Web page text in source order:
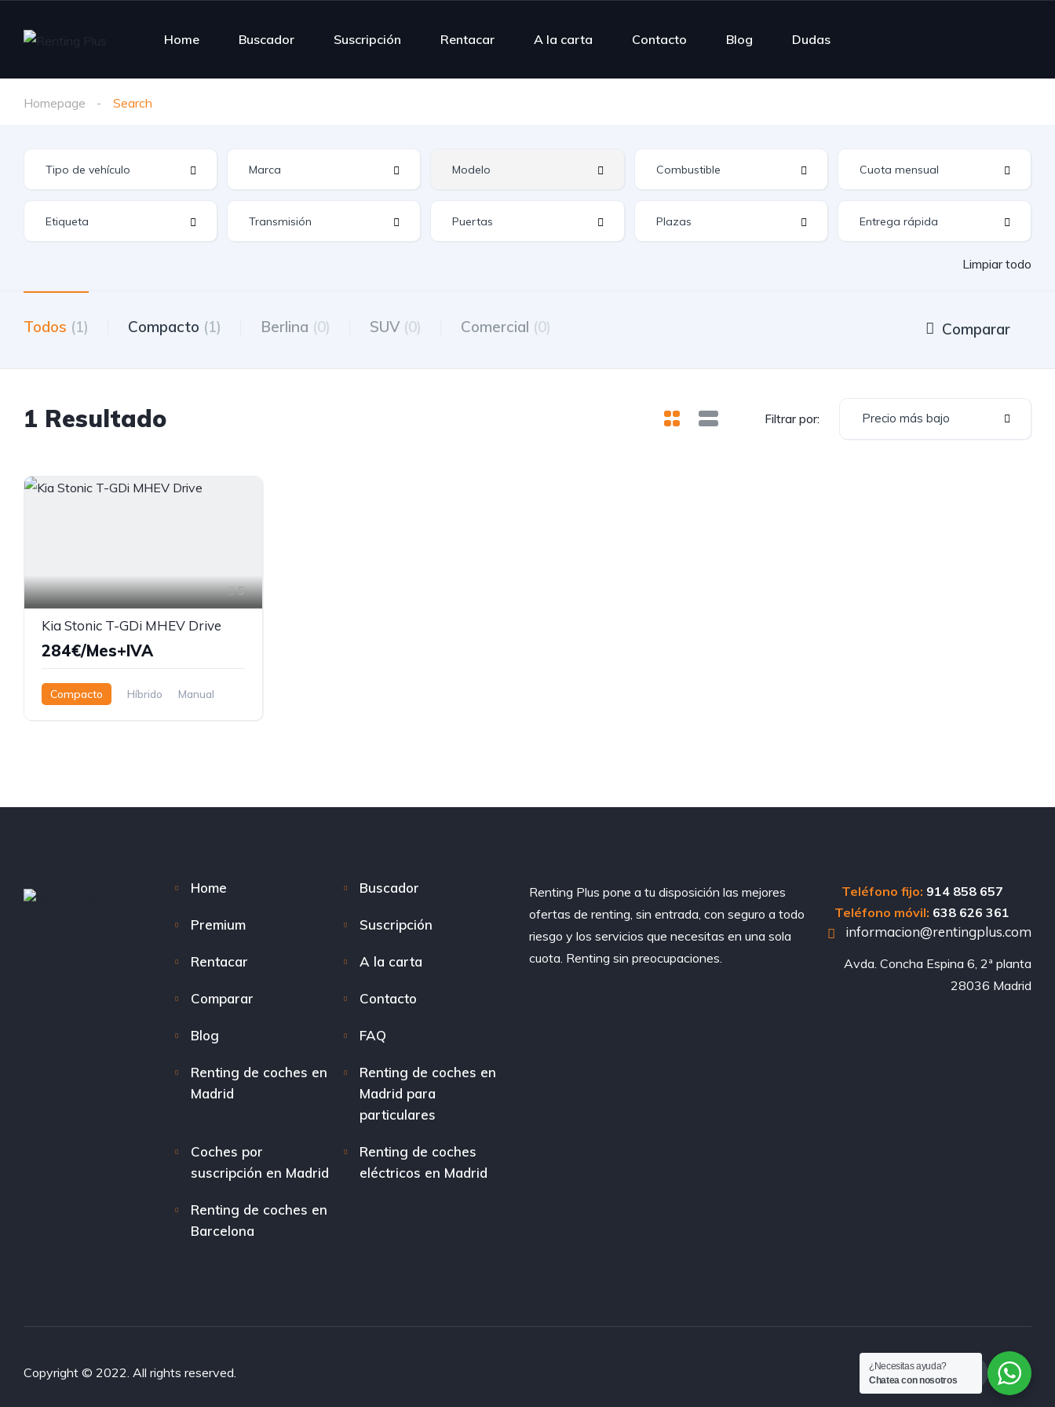
Home Buscador Suscripción Rentacar A la carta Contacto Blog Dudas
Homepage Search
Limpiar todo
Todos (1) Compacto (1) Berlina (0) SUV (0) Comercial (0) Comparar
1 Resultado Filtrar por: Precio más bajo
5
Kia Stonic T-GDi MHEV Drive
284€/Mes+IVA
Compacto Híbrido Manual
Home Buscador
Premium Suscripción
Rentacar A la carta
Comparar Contacto
Blog FAQ
Renting de coches en
Madrid
Renting de coches en
Madrid para
particulares
Coches por
suscripción en Madrid
Renting de coches
eléctricos en Madrid
Renting de coches en
Barcelona
Renting Plus pone a tu disposición las mejores
ofertas de renting, sin entrada, con seguro a todo
riesgo y los servicios que necesitas en una sola
cuota. Renting sin preocupaciones.
Teléfono fijo: 914 858 657
Teléfono móvil: 638 626 361
informacion@rentingplus.com
Avda. Concha Espina 6, 2ª planta
28036 Madrid
Copyright © 2022. All rights reserved.
¿Necesitas ayuda?
Chatea con nosotros